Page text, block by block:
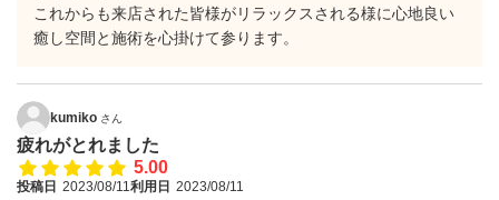
これからも来店された皆様がリラックスされる様に心地良い
癒し空間と施術を心掛けて参ります。
kumiko さん
疲れがとれました
5.00
投稿日 2023/08/11利用日 2023/08/11